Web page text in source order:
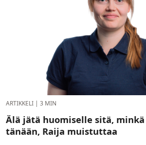
ARTIKKELI | 3 MIN
Älä jätä huomiselle sitä,
tänään, Raija muistuttaa